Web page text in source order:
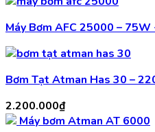
Máy Bơm AFC 25000 – 75W
Bơm Tạt Atman Has 30 –
2.200.000₫